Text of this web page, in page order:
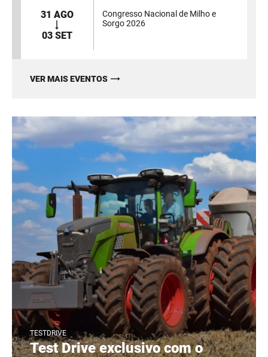
31 AGO
03 SET
Congresso Nacional de Milho e
Sorgo 2026
VER MAIS EVENTOS
TESTDRIVE
Test Drive exclusivo com o